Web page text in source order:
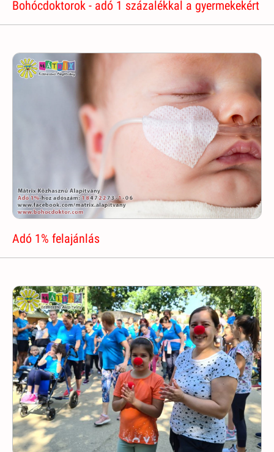
Bohócdoktorok - adó 1 százalékkal a gyermekekért
Adó 1% felajánlás